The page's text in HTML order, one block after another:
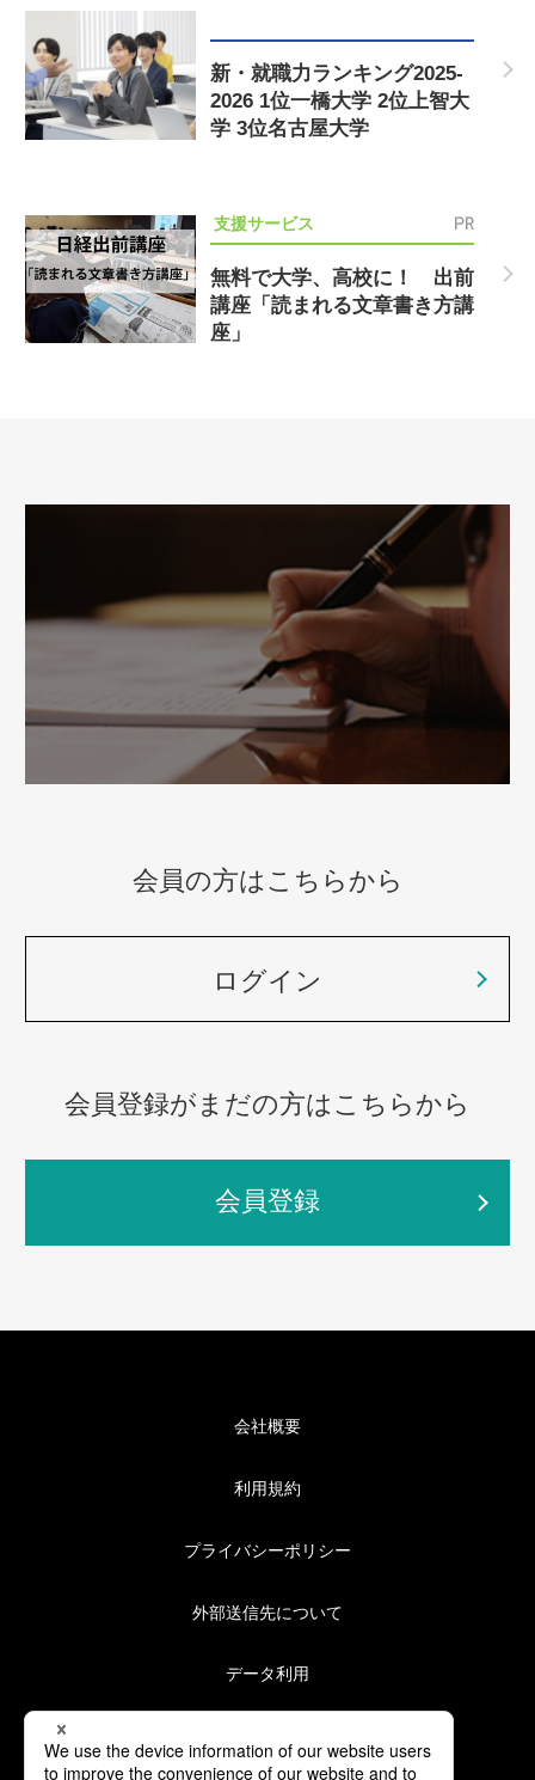
新・就職力ランキング2025-
2026 1位一橋大学 2位上智大
学 3位名古屋大学
支援サービス PR
無料で大学、高校に！ 出前
講座「読まれる文章書き方講
座」
会員の方はこちらから
ログイン
会員登録がまだの方はこちらから
会員登録
会社概要
利用規約
プライバシーポリシー
外部送信先について
データ利用